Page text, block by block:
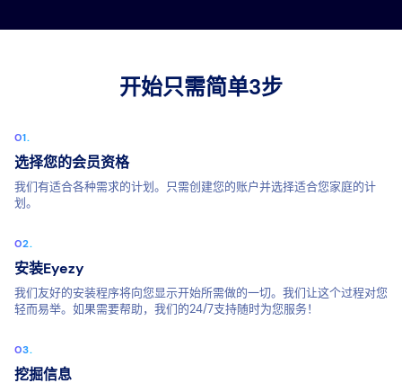
开始只需简单3步
选择您的会员资格
我们有适合各种需求的计划。只需创建您的账户并选择适合您家庭的计
划。
安装Eyezy
我们友好的安装程序将向您显示开始所需做的一切。我们让这个过程对您
轻而易举。如果需要帮助，我们的24/7支持随时为您服务！
挖掘信息